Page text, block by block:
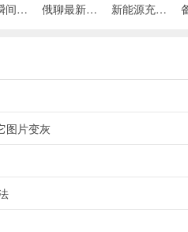
填写好我们就可以出发了。
安全。这些安全措施包括：
以为自动驾驶车辆提供精准的定位信
人生瞬间最新手机版 俄聊最新手机版 新能源充电桩查询(充电桩查询应用)
图片变灰